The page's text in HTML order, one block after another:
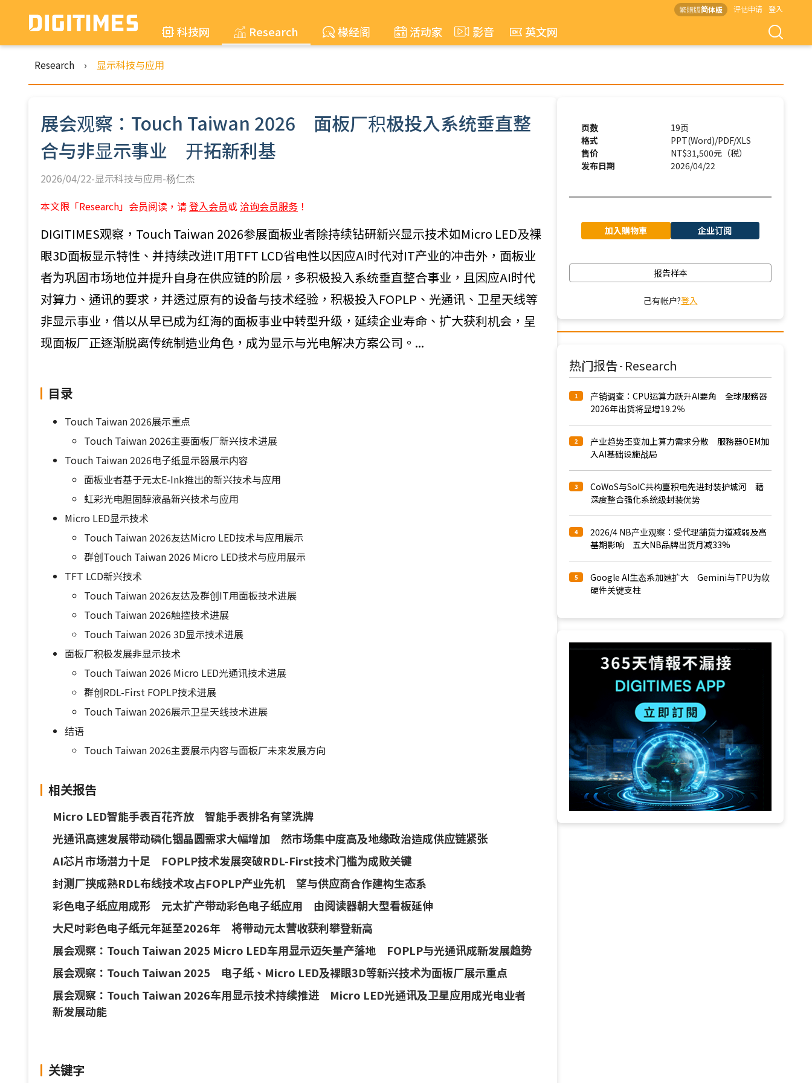
繁體版简体版 评估申请 登入
科技网 Research 椽经阁 活动家 影音 英文网
Research › 显示科技与应用
展会观察：Touch Taiwan 2026 面板厂积极投入系统垂直整
合与非显示事业 开拓新利基
2026/04/22-显示科技与应用-杨仁杰
本文限「Research」会员阅读，请登入会员或 洽询会员服务 ！
DIGITIMES观察，Touch Taiwan 2026参展面板业者除持续钻研新兴显示技术如Micro LED及裸
眼3D面板显示特性、并持续改进IT用TFT LCD省电性以因应AI时代对IT产业的冲击外，面板业
者为巩固市场地位并提升自身在供应链的阶层，多积极投入系统垂直整合事业，且因应AI时代
对算力、通讯的要求，并透过原有的设备与技术经验，积极投入FOPLP、光通讯、卫星天线等
非显示事业，借以从早已成为红海的面板事业中转型升级，延续企业寿命、扩大获利机会，呈
现面板厂正逐渐脱离传统制造业角色，成为显示与光电解决方案公司。...
目录
Touch Taiwan 2026展示重点
Touch Taiwan 2026主要面板厂新兴技术进展
Touch Taiwan 2026电子纸显示器展示内容
面板业者基于元太E-Ink推出的新兴技术与应用
虹彩光电胆固醇液晶新兴技术与应用
Micro LED显示技术
Touch Taiwan 2026友达Micro LED技术与应用展示
群创Touch Taiwan 2026 Micro LED技术与应用展示
TFT LCD新兴技术
Touch Taiwan 2026友达及群创IT用面板技术进展
Touch Taiwan 2026触控技术进展
Touch Taiwan 2026 3D显示技术进展
面板厂积极发展非显示技术
Touch Taiwan 2026 Micro LED光通讯技术进展
群创RDL-First FOPLP技术进展
Touch Taiwan 2026展示卫星天线技术进展
结语
Touch Taiwan 2026主要展示内容与面板厂未来发展方向
相关报告
Micro LED智能手表百花齐放 智能手表排名有望洗牌
光通讯高速发展带动磷化铟晶圆需求大幅增加 然市场集中度高及地缘政治造成供应链紧张
AI芯片市场潜力十足 FOPLP技术发展突破RDL-First技术门槛为成败关键
封测厂挟成熟RDL布线技术攻占FOPLP产业先机 望与供应商合作建构生态系
彩色电子纸应用成形 元太扩产带动彩色电子纸应用 由阅读器朝大型看板延伸
大尺吋彩色电子纸元年延至2026年 将带动元太营收获利攀登新高
展会观察：Touch Taiwan 2025 Micro LED车用显示迈矢量产落地 FOPLP与光通讯成新发展趋势
展会观察：Touch Taiwan 2025 电子纸、Micro LED及裸眼3D等新兴技术为面板厂展示重点
展会观察：Touch Taiwan 2026车用显示技术持续推进 Micro LED光通讯及卫星应用成光电业者
新发展动能
关键字
页数
19页
格式
PPT(Word)/PDF/XLS
售价
NT$31,500元（税）
发布日期
2026/04/22
加入購物車 企业订阅
报告样本
己有帐户?登入
热门报告 - Research
1
产销调查：CPU运算力跃升AI要角 全球服務器
2026年出货将显增19.2％
2
产业趋势丕变加上算力需求分散 服務器OEM加
入AI基础设施战局
3
CoWoS与SoIC共构臺积电先进封装护城河 藉
深度整合强化系统级封装优势
4
2026/4 NB产业观察：受代理舖货力道减弱及高
基期影响 五大NB品牌出货月减33%
5
Google AI生态系加速扩大 Gemini与TPU为软
硬件关键支柱